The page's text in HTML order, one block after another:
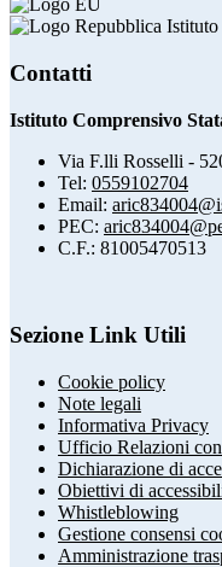
Istituto
Contatti
Istituto Comprensivo
Via F.lli Rosselli -
Tel: 0559102704
Email:
PEC:
C.F.: 81005470513
Sezione Link Utili
Cookie policy
Note legali
Informativa Privacy
Ufficio Relazioni
Dichiarazione di
Obiettivi di
Whistleblowing
Gestione consensi
Amministrazione